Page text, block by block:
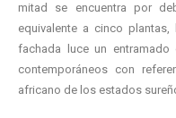
mitad se encuentra por
equivalente a cinco
fachada luce un entramado
contemporáneos con
africano de los estados